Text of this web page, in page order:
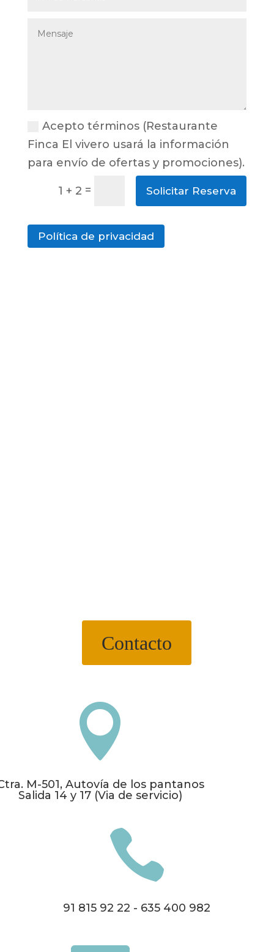
Acepto términos (Restaurante
Finca El vivero usará la información
para envío de ofertas y promociones).
1 + 2 = Solicitar Reserva
Política de privacidad
Contacto

M-501, Autovía de los pantanos
Salida 14 y 17 (Via de servicio)

91 815 92 22 - 635 400 982